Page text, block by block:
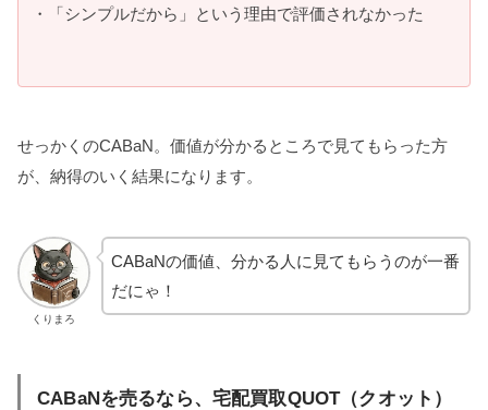
・「シンプルだから」という理由で評価されなかった
せっかくのCABaN。価値が分かるところで見てもらった方
が、納得のいく結果になります。
くりまろ
CABaNの価値、分かる人に見てもらうのが一番
だにゃ！
CABaNを売るなら、宅配買取QUOT（クオット）